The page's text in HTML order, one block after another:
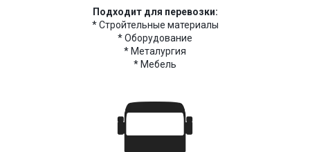
Подходит для перевозки:
* Стройтельные материалы
* Оборудование
* Металургия
* Мебель